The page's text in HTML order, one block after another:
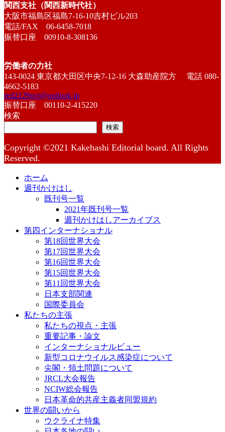
関西支社（関西新時代社）
大阪市福島区福島7-16-10吉村ビル203
電話/FAX 06-6458-7018
振替口座 00910-8-308136
労働者の力社
143-0024 東京都大田区中央7-12-16 大森助産院方 電話 080-
4662-5183
red2129oct@outlook.jp
振替口座 00110-2-415220
検索
検索
Copyright ©2021 Kakehashi Editorial board. All Rights
Reserved.
ホーム
週刊かけはし
既刊号一覧
2021年既刊号一覧
週刊かけはしアーカイブス
第四インターナショナル
第18回世界大会
第17回世界大会
第16回世界大会
第15回世界大会
第11回世界大会
日本支部関連
国際委員会
私たちの主張
私たちの視点・主張
重要記事・論文
インターナショナルビュー
新型コロナウイルス感染症について
尖閣・領土問題について
JRCL大会報告
NCIW総会報告
日本革命的共産主義者同盟規約
世界の闘いから
ウクライナ特集